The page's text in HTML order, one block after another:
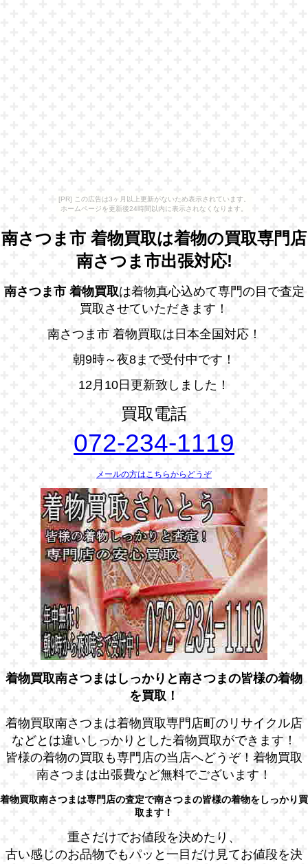
[PR] この広告は3ヶ月以上更新がないため表示されています。
ホームページを更新後24時間以内に表示されなくなります。
南さつま市 着物買取は着物の買取専門店
南さつま市出張対応!
南さつま市 着物買取は着物真心込めて専門の目で査定
買取させていただきます！
南さつま市 着物買取は日本全国対応！
朝9時～夜8まで受付中です！
12月10日更新致しました！
買取電話
072-234-1119
メールの方はこちらからどうぞ
着物買取南さつまはしっかりと南さつまの皆様の着物
を買取！
着物買取南さつまは着物買取専門店町のリサイクル店
などとは違いしっかりとした着物買取ができます！
皆様の着物の買取も専門店の当店へどうぞ！着物買取
南さつまは出張費など無料でございます！
着物買取南さつまは専門店の査定で南さつまの皆様の着物をしっかり買
取ます！
重さだけでお値段を決めたり、
古い感じのお品物でもパッと一目だけ見てお値段を決